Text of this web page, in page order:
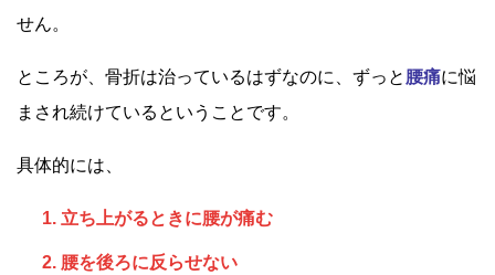
せん。
ところが、骨折は治っているはずなのに、ずっと 腰痛に悩
まされ続けているということです。
具体的には、
立ち上がるときに腰が痛む
腰を後ろに反らせない